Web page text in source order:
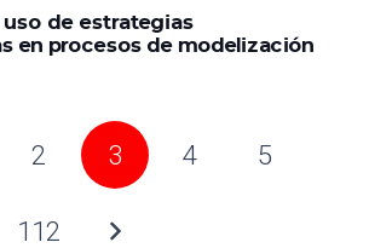
uso de estrategias
en procesos de modelización
2 3 4 5
112